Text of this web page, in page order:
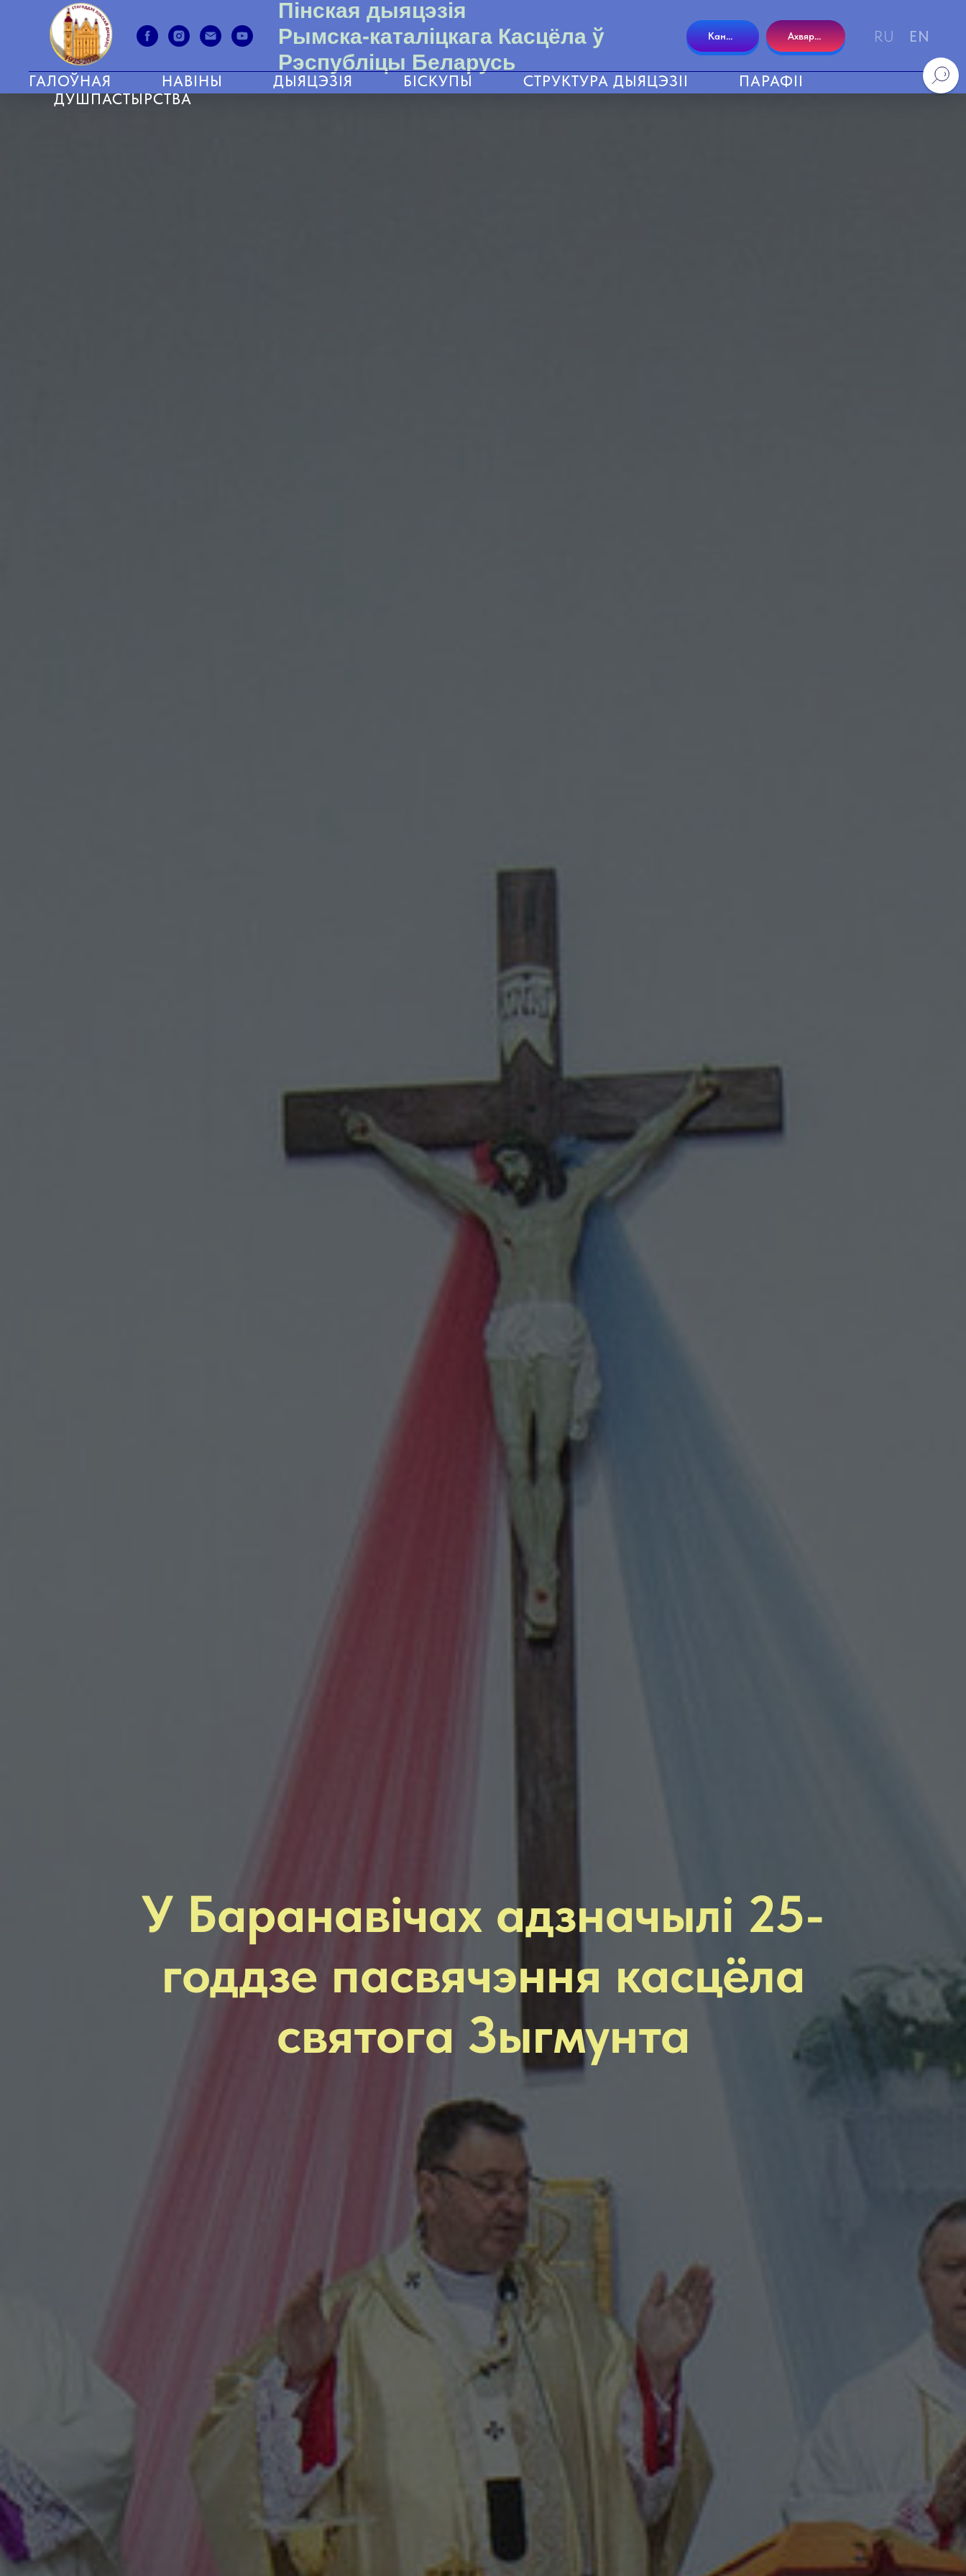
Пінская дыяцэзія
Рымска-каталіцкага Касцёла ў
Рэспубліцы Беларусь
Кантакты Ахвяраваць RU EN
ГАЛОЎНАЯ НАВІНЫ ДЫЯЦЭЗІЯ БІСКУПЫ СТРУКТУРА ДЫЯЦЭЗІІ
ПАРАФІІ
ДУШПАСТЫРСТВА
У Баранавічах адзначылі 25-
годдзе пасвячэння касцёла
святога Зыгмунта